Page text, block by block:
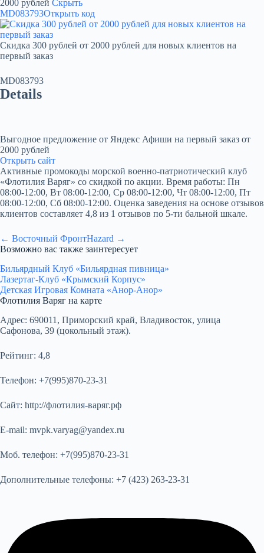
2000 рублей Скрыть
MD083793Открыть код
Скидка 300 рублей от 2000 рублей для новых клиентов на
первый заказ
MD083793
Details
Выгодное предложение от Яндекс Афиши на первый заказ от
2000 рублей
Открыть сайт
Активные промокоды морской военно-патриотический клуб
«Флотилия Варяг» со скидкой по акции. Время работы: Пн
08:00-12:00, Вт 08:00-12:00, Ср 08:00-12:00, Чт 08:00-12:00, Пт
08:00-12:00, Сб 08:00-12:00. Оценка заведения на основе отзывов
клиентов составляет 4,8 из 1 отзывов по 5-ти бальной шкале.
← Восточный ФронтHazard →
Возможно вас также заинтересует
Бильярдный Клуб «Бильярдная пивница»
Лазертаг-Клуб «Крымский Корпус»
Детская Игровая Комната «Анор-Анор»
Флотилия Варяг на карте
Адрес: 690011, Приморский край, Владивосток, улица
Сафонова, 39 (цокольный этаж).
Рейтинг: 4,8
Телефон: +7(995)870-23-31
Сайт: http://флотилия-варяг.рф
E-mail: mvpk.varyag@yandex.ru
Моб. телефон: +7(995)870-23-31
Дополнительные телефоны: +7 (423) 263-23-31